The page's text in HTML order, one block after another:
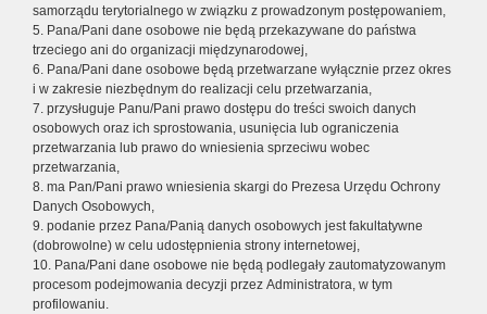
samorządu terytorialnego w związku z prowadzonym postępowaniem,
5. Pana/Pani dane osobowe nie będą przekazywane do państwa
trzeciego ani do organizacji międzynarodowej,
6. Pana/Pani dane osobowe będą przetwarzane wyłącznie przez okres
i w zakresie niezbędnym do realizacji celu przetwarzania,
7. przysługuje Panu/Pani prawo dostępu do treści swoich danych
osobowych oraz ich sprostowania, usunięcia lub ograniczenia
przetwarzania lub prawo do wniesienia sprzeciwu wobec
przetwarzania,
8. ma Pan/Pani prawo wniesienia skargi do Prezesa Urzędu Ochrony
Danych Osobowych,
9. podanie przez Pana/Panią danych osobowych jest fakultatywne
(dobrowolne) w celu udostępnienia strony internetowej,
10. Pana/Pani dane osobowe nie będą podlegały zautomatyzowanym
procesom podejmowania decyzji przez Administratora, w tym
profilowaniu.